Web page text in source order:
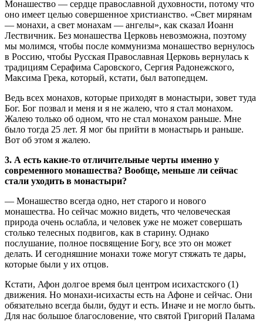
Монашество — сердце православной духовности, потому что
оно имеет целью совершенное христианство. «Свет мирянам
— монахи, а свет монахам — ангелы», как сказал Иоанн
Лествичник. Без монашества Церковь невозможна, поэтому
мы молимся, чтобы после коммунизма монашество вернулось
в Россию, чтобы Русская Православная Церковь вернулась к
традициям Серафима Саровского, Сергия Радонежского,
Максима Грека, который, кстати, был ватопедцем.
Ведь всех монахов, которые приходят в монастыри, зовет туда
Бог. Бог позвал и меня и я не жалею, что я стал монахом.
Жалею только об одном, что не стал монахом раньше. Мне
было тогда 25 лет. Я мог бы прийти в монастырь и раньше.
Вот об этом я жалею.
3. А есть какие-то отличительные черты именно у
современного монашества? Вообще, меньше ли сейчас
стали уходить в монастыри?
— Монашество всегда одно, нет старого и нового
монашества. Но сейчас можно видеть, что человеческая
природа очень ослабла, и человек уже не может совершать
столько телесных подвигов, как в старину. Однако
послушание, полное посвящение Богу, все это он может
делать. И сегодняшние монахи тоже могут стяжать те дары,
которые были у их отцов.
Кстати, Афон долгое время был центром исихастского (1)
движения. Но монахи-исихасты есть на Афоне и сейчас. Они
обязательно всегда были, будут и есть. Иначе и не могло быть.
Для нас большое благословение, что святой Григорий Палама